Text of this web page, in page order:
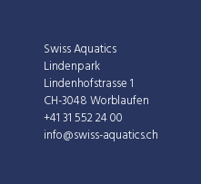
Swiss Aquatics
Lindenpark
Lindenhofstrasse 1
CH-3048 Worblaufen
+41 31 552 24 00
info@swiss-aquatics.ch